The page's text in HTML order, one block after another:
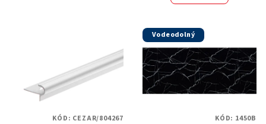
KÓD: CEZAR/804267
Vodeodolný
KÓD: 1450B